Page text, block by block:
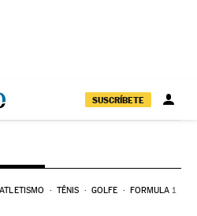
SUSCRÍBETE
ATLETISMO TÊNIS GOLFE FORMULA 1